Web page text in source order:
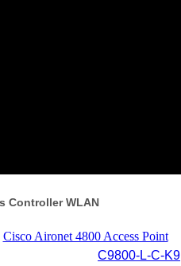
Controller WLAN
Cisco Aironet 4800 Access Point
C9800-L-C-K9